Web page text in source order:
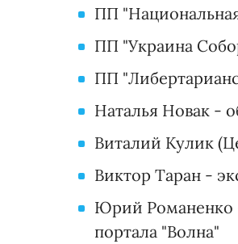
ПП
ПП "Украина
ПП
Наталья Новак -
Виталий Кулик
Виктор Таран -
Юрий Романенко
портала "Волна"